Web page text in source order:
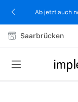
springenAb jetzt auch
Saarbrücken